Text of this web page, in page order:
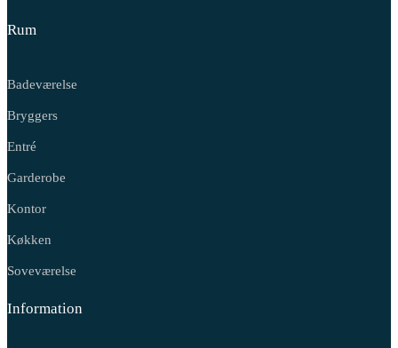
Rum
Badeværelse
Bryggers
Entré
Garderobe
Kontor
Køkken
Soveværelse
Information